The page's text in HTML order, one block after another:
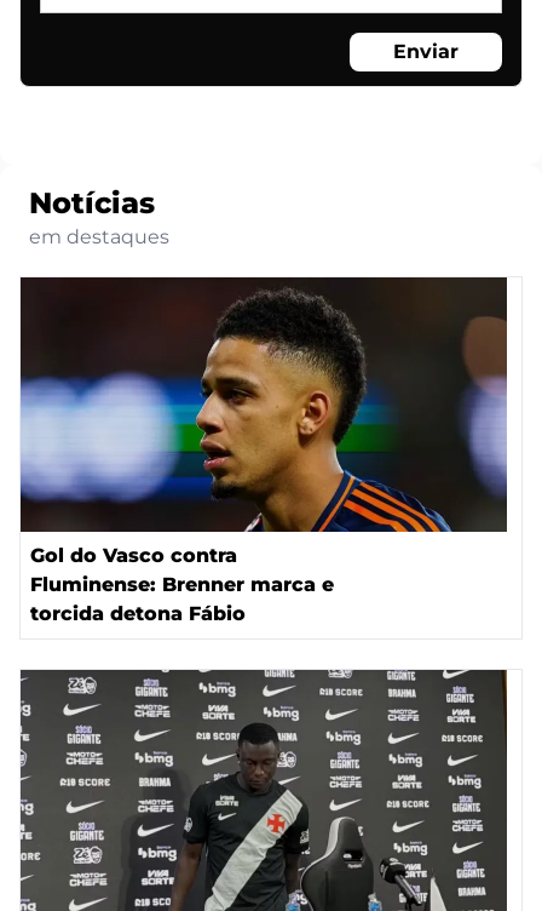
Enviar
Notícias
em destaques
Gol do Vasco contra
Fluminense: Brenner marca e
torcida detona Fábio